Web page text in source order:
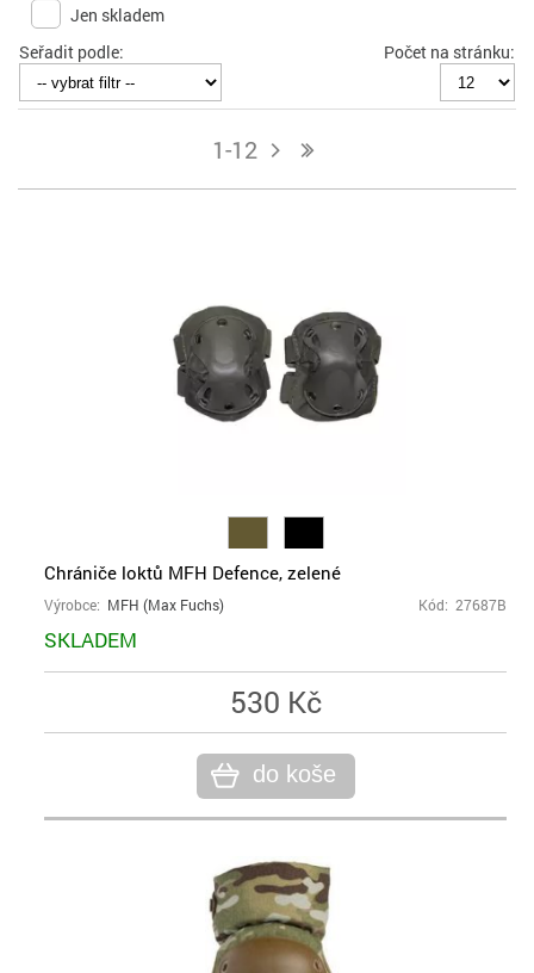
Jen skladem
Seřadit podle:
Počet na stránku:
1-12 j n
Chrániče loktů MFH Defence, zelené
Výrobce: MFH (Max Fuchs) Kód: 27687B
SKLADEM
530 Kč
do koše